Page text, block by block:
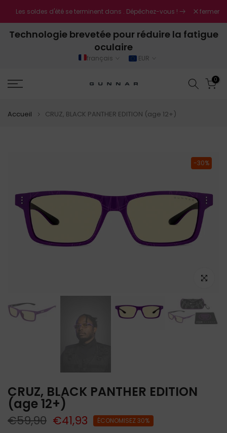
Aller
au
contenu
Les soldes d'été se terminent dans . Dépêchez-vous ! fermer
Technologie brevetée pour réduire la fatigue
oculaire
français EUR
0
Accueil CRUZ, BLACK PANTHER EDITION (age 12+)
-30%
Cliquez
CRUZ, BLACK PANTHER EDITION
(age 12+)
€59,90 €41,93 ÉCONOMISEZ 30%